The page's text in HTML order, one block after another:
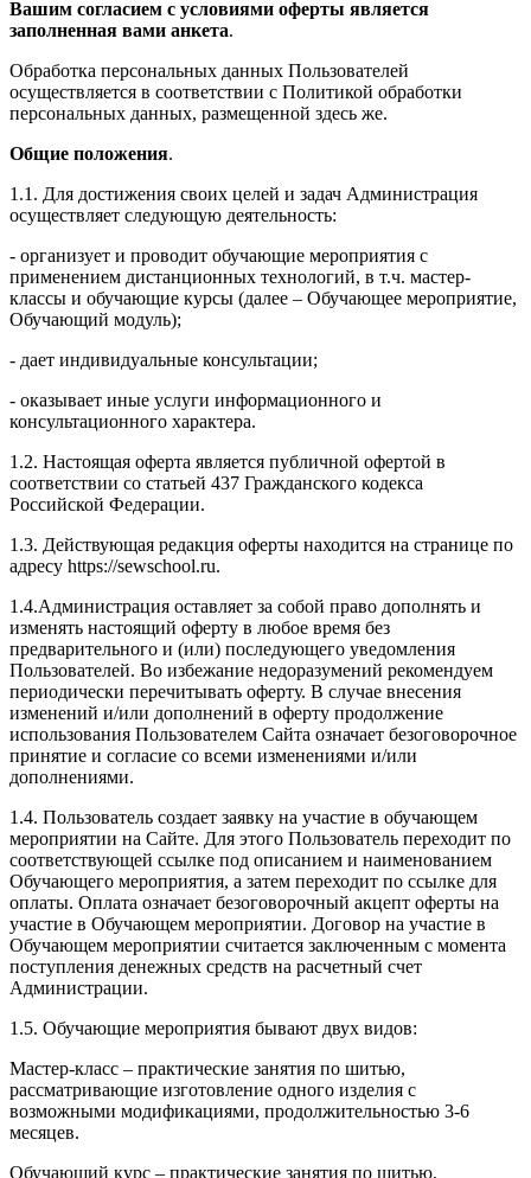
Вашим согласием с условиями оферты является
заполненная вами анкета.
Обработка персональных данных Пользователей
осуществляется в соответствии с Политикой обработки
персональных данных, размещенной здесь же.
Общие положения.
1.1. Для достижения своих целей и задач Администрация
осуществляет следующую деятельность:
- организует и проводит обучающие мероприятия с
применением дистанционных технологий, в т.ч. мастер-
классы и обучающие курсы (далее – Обучающее мероприятие,
Обучающий модуль);
- дает индивидуальные консультации;
- оказывает иные услуги информационного и
консультационного характера.
1.2. Настоящая оферта является публичной офертой в
соответствии со статьей 437 Гражданского кодекса
Российской Федерации.
1.3. Действующая редакция оферты находится на странице по
адресу https://sewschool.ru.
1.4.Администрация оставляет за собой право дополнять и
изменять настоящий оферту в любое время без
предварительного и (или) последующего уведомления
Пользователей. Во избежание недоразумений рекомендуем
периодически перечитывать оферту. В случае внесения
изменений и/или дополнений в оферту продолжение
использования Пользователем Сайта означает безоговорочное
принятие и согласие со всеми изменениями и/или
дополнениями.
1.4. Пользователь создает заявку на участие в обучающем
мероприятии на Сайте. Для этого Пользователь переходит по
соответствующей ссылке под описанием и наименованием
Обучающего мероприятия, а затем переходит по ссылке для
оплаты. Оплата означает безоговорочный акцепт оферты на
участие в Обучающем мероприятии. Договор на участие в
Обучающем мероприятии считается заключенным с момента
поступления денежных средств на расчетный счет
Администрации.
1.5. Обучающие мероприятия бывают двух видов:
Мастер-класс – практические занятия по шитью,
рассматривающие изготовление одного изделия с
возможными модификациями, продолжительностью 3-6
месяцев.
Обучающий курс – практические занятия по шитью,